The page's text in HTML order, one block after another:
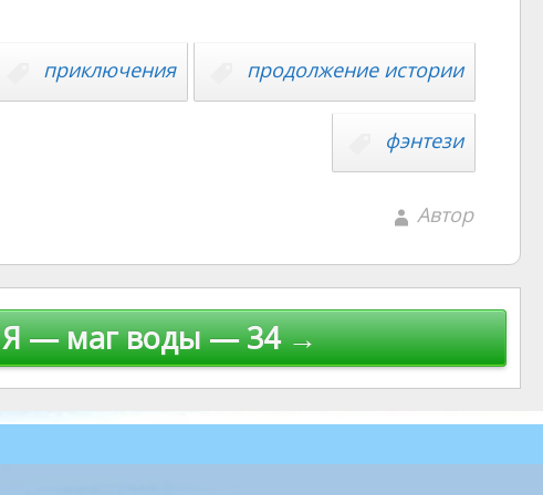
приключения продолжение истории
фэнтези
Автор
Я — маг воды — 34 →